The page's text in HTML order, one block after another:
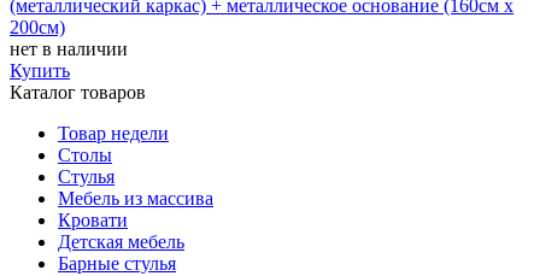
(металлический каркас) + металлическое основание (160см x
200см)
нет в наличии
Купить
Каталог товаров
Товар недели
Столы
Стулья
Мебель из массива
Кровати
Детская мебель
Барные стулья